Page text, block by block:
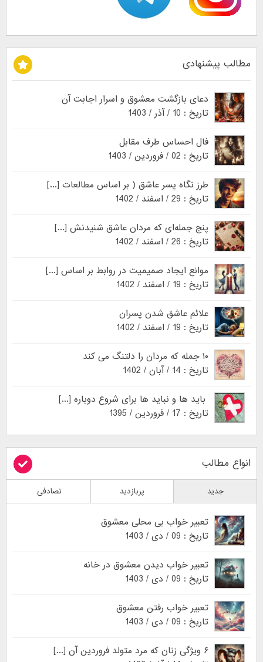
مطالب پیشنهادی
دعای بازگشت معشوق و اسرار اجابت آن
تاریخ : 10 / آذر / 1403
فال احساس طرف مقابل
تاریخ : 02 / فروردین / 1403
طرز نگاه پسر عاشق ( بر اساس مطالعات [...]
تاریخ : 29 / اسفند / 1402
پنج جمله‌ای که مردان عاشق شنیدنش [...]
تاریخ : 26 / اسفند / 1402
موانع ایجاد صمیمیت در روابط بر اساس [...]
تاریخ : 19 / اسفند / 1402
علائم عاشق شدن پسران
تاریخ : 19 / اسفند / 1402
۱۰ جمله که مردان را دلتنگ می کند
تاریخ : 14 / آبان / 1402
باید ها و نباید ها برای شروع دوباره [...]
تاریخ : 17 / فروردین / 1395
انواع مطالب
جدید پربازدید تصادفی
تعبیر خواب بی محلی معشوق
تاریخ : 09 / دی / 1403
تعبیر خواب دیدن معشوق در خانه
تاریخ : 09 / دی / 1403
تعبیر خواب رفتن معشوق
تاریخ : 09 / دی / 1403
۶ ویژگی زنان که مرد متولد فروردین آن [...]